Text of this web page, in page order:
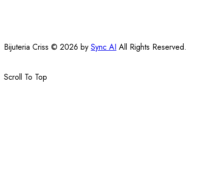
Bijuteria Criss © 2026 by Sync AI All Rights Reserved.
Scroll To Top